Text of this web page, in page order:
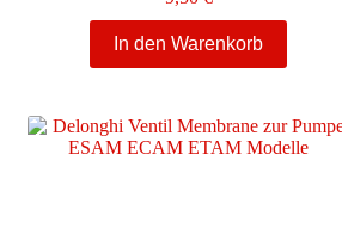
In den Warenkorb